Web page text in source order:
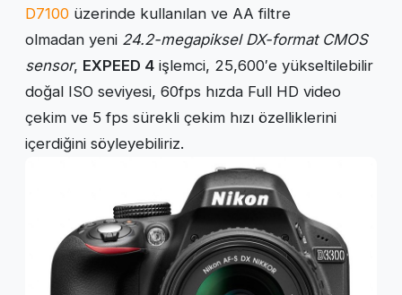
D7100 üzerinde kullanılan ve AA filtre
olmadan yeni 24.2-megapiksel DX-format CMOS
sensor, EXPEED 4 işlemci, 25,600′e yükseltilebilir
doğal ISO seviyesi, 60fps hızda Full HD video
çekim ve 5 fps sürekli çekim hızı özelliklerini
içerdiğini söyleyebiliriz.